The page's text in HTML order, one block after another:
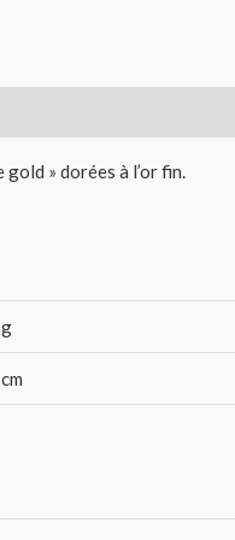
gold » dorées à l’or fin.